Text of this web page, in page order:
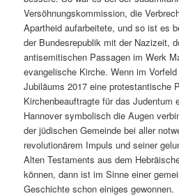
Versöhnungskommission, die
Apartheid aufarbeitete, und so ist es
der Bundesrepublik mit der Nazizeit,
antisemitischen Passagen im Werk
evangelische Kirche. Wenn im
Jubiläums 2017 eine protestantische
Kirchenbeauftragte für das Judentum
Hannover symbolisch die Augen
der jüdischen Gemeinde bei aller
revolutionärem Impuls und seiner
Alten Testaments aus dem
können, dann ist im Sinne einer
Geschichte schon einiges gewonnen.